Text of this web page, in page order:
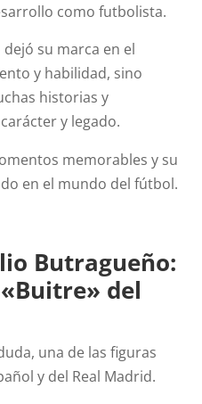
como futbolista.
su marca en el
y habilidad, sino
historias y
y legado.
memorables y su
en el mundo del fútbol.
Butragueño:
del
una de las figuras
y del Real Madrid.